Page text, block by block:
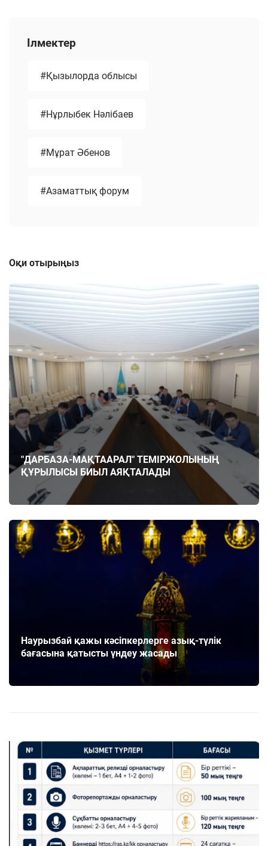
Ілмектер
#Қызылорда облысы
#Нұрлыбек Нәлібаев
#Мұрат Әбенов
#Азаматтық форум
Оқи отырыңыз
"ДАРБАЗА-МАҚТААРАЛ" ТЕМІРЖОЛЫНЫҢ
ҚҰРЫЛЫСЫ БИЫЛ АЯҚТАЛАДЫ
Наурызбай қажы кәсіпкерлерге азық-түлік
бағасына қатысты үндеу жасады